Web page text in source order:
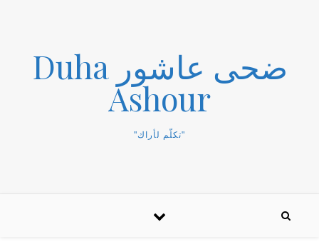
ضحى عاشور Duha
Ashour
"تكلّم لأراك"